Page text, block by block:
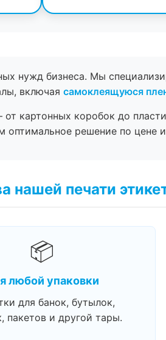
нужд бизнеса. Мы
включая самоклеящуюся
картонных коробок до
решение по цене и
нашей печати
📦
любой упаковки
для банок, бутылок,
пакетов и другой тары.